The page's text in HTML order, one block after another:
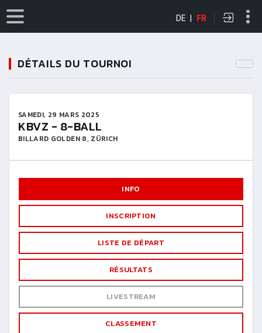
DE | FR
DÉTAILS DU TOURNOI
SAMEDI, 29 MARS 2025
KBVZ - 8-BALL
BILLARD GOLDEN 8, ZÜRICH
INFO
INSCRIPTION
LISTE DE DÉPART
RÉSULTATS
LIVESTREAM
CLASSEMENT